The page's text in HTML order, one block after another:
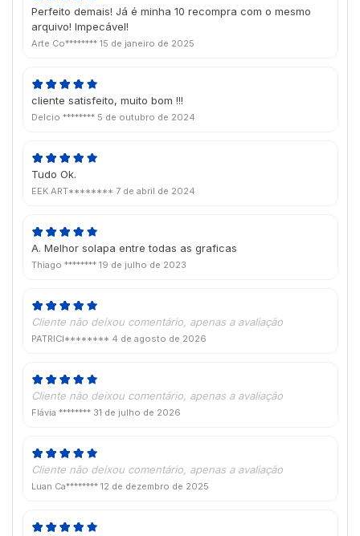
Perfeito demais! Já é minha 10 recompra com o mesmo
arquivo! Impecável!
Arte Co******** 15 de janeiro de 2025
cliente satisfeito, muito bom !!!
Delcio ******** 5 de outubro de 2024
Tudo Ok.
EEK ART******** 7 de abril de 2024
A. Melhor solapa entre todas as graficas
Thiago ******** 19 de julho de 2023
Cliente não deixou comentário, apenas a avaliação
PATRICI******** 4 de agosto de 2026
Cliente não deixou comentário, apenas a avaliação
Flávia ******** 31 de julho de 2026
Cliente não deixou comentário, apenas a avaliação
Luan Ca******** 12 de dezembro de 2025